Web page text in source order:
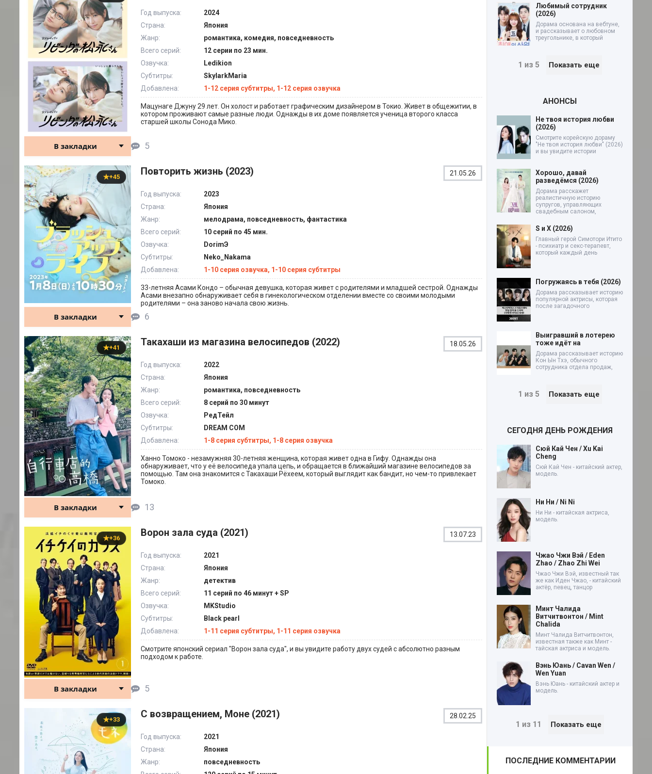
Год выпуска:
2024
Страна:
Япония
Жанр:
романтика, комедия, повседневность
Всего серий:
12 серии по 23 мин.
Озвучка:
Ledikion
Субтитры:
SkylarkMaria
Добавлена:
1-12 серия субтитры, 1-12 серия озвучка
Мацунаге Джуну 29 лет. Он холост и работает графическим дизайнером в Токио. Живет в общежитии, в
котором проживают самые разные люди. Однажды в их доме появляется ученица второго класса
старшей школы Сонода Мико.
В закладки 5
+45 Повторить жизнь (2023) 21.05.26
Год выпуска:
2023
Страна:
Япония
Жанр:
мелодрама, повседневность, фантастика
Всего серий:
10 серий по 45 мин.
Озвучка:
DorimЭ
Субтитры:
Neko_Nakama
Добавлена:
1-10 серия озвучка, 1-10 серия субтитры
33-летняя Асами Кондо – обычная девушка, которая живет с родителями и младшей сестрой. Однажды
Асами внезапно обнаруживает себя в гинекологическом отделении вместе со своими молодыми
родителями – она заново начала свою жизнь.
В закладки 6
+41 Такахаши из магазина велосипедов (2022) 18.05.26
Год выпуска:
2022
Страна:
Япония
Жанр:
романтика, повседневность
Всего серий:
8 серий по 30 минут
Озвучка:
РедТейл
Субтитры:
DREAM COM
Добавлена:
1-8 серия субтитры, 1-8 серия озвучка
Ханно Томоко - незамужняя 30-летняя женщина, которая живет одна в Гифу. Однажды она
обнаруживает, что у её велосипеда упала цепь, и обращается в ближайший магазине велосипедов за
помощью. Там она знакомится с Такахаши Рёхеем, который выглядит как бандит, но чем-то привлекает
Томоко.
В закладки 13
+36 Ворон зала суда (2021) 13.07.23
Год выпуска:
2021
Страна:
Япония
Жанр:
детектив
Всего серий:
11 серий по 46 минут + SP
Озвучка:
MKStudio
Субтитры:
Black pearl
Добавлена:
1-11 серия субтитры, 1-11 серия озвучка
Смотрите японский сериал "Ворон зала суда", и вы увидите работу двух судей с абсолютно разным
подходом к работе.
В закладки 5
+33 С возвращением, Моне (2021) 28.02.25
Год выпуска:
2021
Страна:
Япония
Жанр:
повседневность
Любимый сотрудник
(2026)
Дорама основана на вебтуне,
и рассказывает о любовном
треугольнике, в который
1 из 5 Показать еще
АНОНСЫ
Не твоя история любви
(2026)
Смотрите корейскую дораму
"Не твоя история любви" (2026)
и вы увидите истории
Хорошо, давай
разведёмся (2026)
Дорама расскажет
реалистичную историю
супругов, управляющих
свадебным салоном,
S и X (2026)
Главный герой Симотори Итито
- психиатр и секс-терапевт,
который каждый день
Погружаясь в тебя (2026)
Дорама рассказывает историю
популярной актрисы, которая
после загадочного
Выигравший в лотерею
тоже идёт на
Дорама рассказывает историю
Кон Ын Тхэ, обычного
сотрудника отдела продаж,
1 из 5 Показать еще
СЕГОДНЯ ДЕНЬ РОЖДЕНИЯ
Сюй Кай Чен / Xu Kai
Cheng
Сюй Кай Чен - китайский актер,
модель.
Ни Ни / Ni Ni
Ни Ни - китайская актриса,
модель.
Чжао Чжи Вэй / Eden
Zhao / Zhao Zhi Wei
Чжао Чжи Вэй, известный так
же как Иден Чжао, - китайский
актёр, певец, танцор
Минт Чалида
Витчитвонтон / Mint
Chalida
Минт Чалида Витчитвонтон,
известная также как Минт -
тайская актриса и модель.
Вэнь Юань / Cavan Wen /
Wen Yuan
Вэнь Юань - китайский актер и
модель.
1 из 11 Показать еще
ПОСЛЕДНИЕ КОММЕНТАРИИ